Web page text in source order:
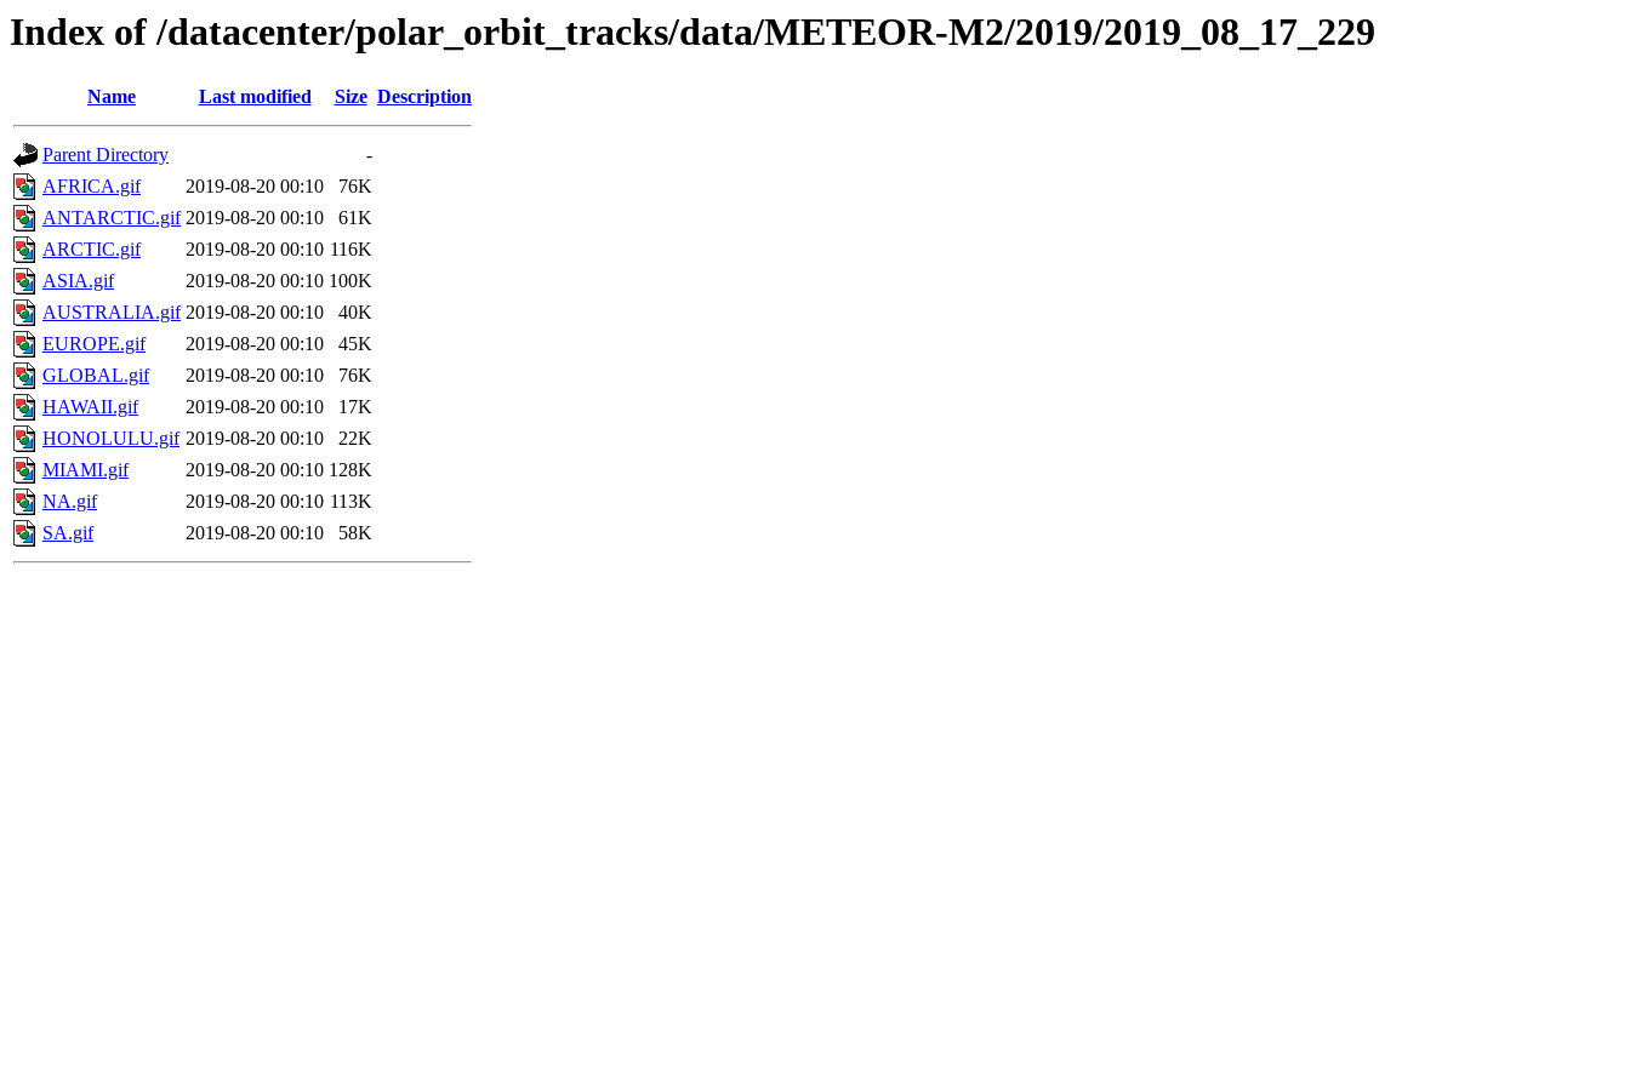
Index of /datacenter/polar_orbit_tracks/data/METEOR-M2/2019/2019_08_17_229
Name Last modified Size Description
Parent Directory
-
AFRICA.gif
2019-08-20 00:10
76K
ANTARCTIC.gif 2019-08-20 00:10
61K
ARCTIC.gif
2019-08-20 00:10 116K
ASIA.gif
2019-08-20 00:10 100K
AUSTRALIA.gif 2019-08-20 00:10
40K
EUROPE.gif
2019-08-20 00:10
45K
GLOBAL.gif
2019-08-20 00:10
76K
HAWAII.gif
2019-08-20 00:10
17K
HONOLULU.gif 2019-08-20 00:10
22K
MIAMI.gif
2019-08-20 00:10 128K
NA.gif
2019-08-20 00:10 113K
SA.gif
2019-08-20 00:10 58K